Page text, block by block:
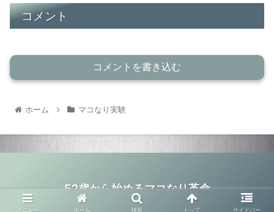
コメント
コメントを書き込む
ホーム マコなり実験
52歳から始めるマコなり革命
© 2020 52歳から始めるマコなり革命.
メニュー ホーム 検索 トップ サイドバー